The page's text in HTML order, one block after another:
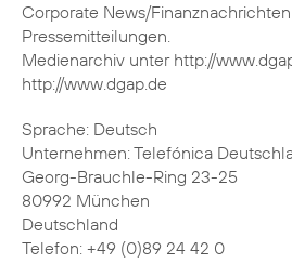
Corporate News/
Pressemitteilungen.
Medienarchiv unter http://
http://www.dgap.de
Sprache: Deutsch
Unternehmen: Telefónica
Georg-Brauchle-Ring 23-25
80992 München
Deutschland
Telefon: +49 (0)89 24 42 0